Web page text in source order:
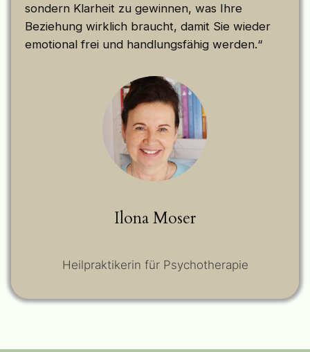
sondern Klarheit zu gewinnen, was Ihre
Beziehung wirklich braucht, damit Sie wieder
emotional frei und handlungsfähig werden.“
Ilona Moser
Heilpraktikerin für Psychotherapie